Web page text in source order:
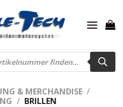
& MERCHANDISE /
/ BRILLEN